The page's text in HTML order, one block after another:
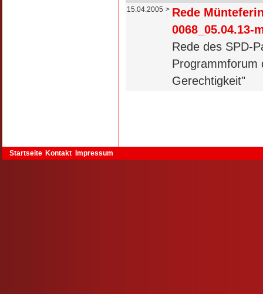
15.04.2005 > Rede
Rede des SPD-
Programmforum
Gerechtigkeit"
Startseite Kontakt Impressum